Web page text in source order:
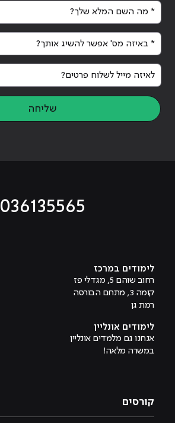
* מה השם המלא שלך?
* באיזה מס' אפשר להשיג אותך?
לאיזה מייל לשלוח פרטים?
שליחה
036135565
לימודים במרכז
רחוב שוהם 5, מגדלי פז
קומה 3, מתחם הבורסה
רמת גן
לימודים אונליין
אנחנו גם מלמדים אונליין
במשרה מלאה!
קורסים